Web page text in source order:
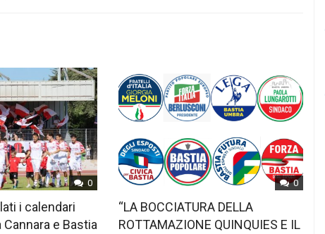
0
i calendari
e Bastia
0
“LA BOCCIATURA DELLA
ROTTAMAZIONE QUINQUIES E IL